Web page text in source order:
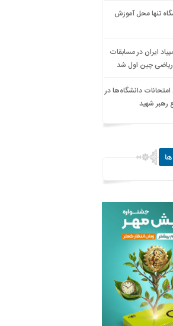
تنها محل آموزش
ایران در مسابقات
ریاضی چین اول شد
امتحانات دانشگاه‌ها در
رهبر شهید